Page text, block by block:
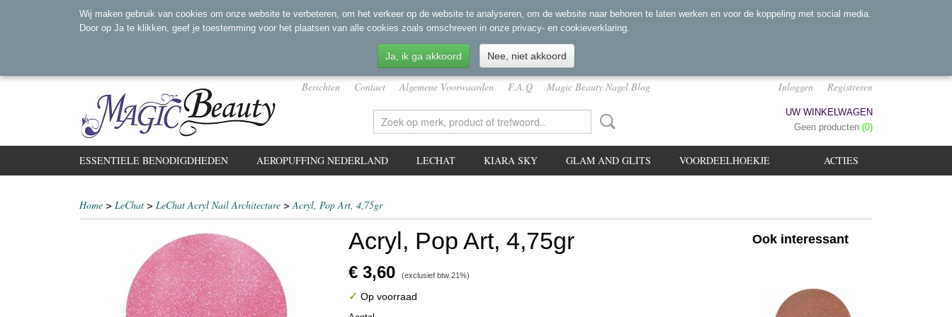
Berichten Contact Algemene Voorwaarden F.A.Q Magic Beauty Nagel Blog Inloggen Registreren
UW WINKELWAGEN
Geen producten (0)
ACTIES
ESSENTIELE BENODIGDHEDEN AEROPUFFING NEDERLAND LECHAT KIARA SKY GLAM AND GLITS VOORDEELHOEKJE
Home > LeChat > LeChat Acryl Nail Architecture >Acryl, Pop Art, 4,75gr
Acryl, Pop Art, 4,75gr
€ 3,60 (exclusief btw 21%)
✓ Op voorraad
Ook interessant
Wij maken gebruik van cookies om onze website te verbeteren, om het verkeer op de website te analyseren, om de website naar behoren te laten werken en voor de koppeling met social media.
Door op Ja te klikken, geef je toestemming voor het plaatsen van alle cookies zoals omschreven in onze privacy- en cookieverklaring.
Ja, ik ga akkoord Nee, niet akkoord